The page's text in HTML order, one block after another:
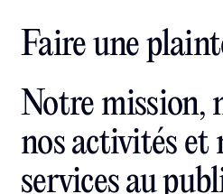
Faire une
Notre mission,
nos activités et
services au